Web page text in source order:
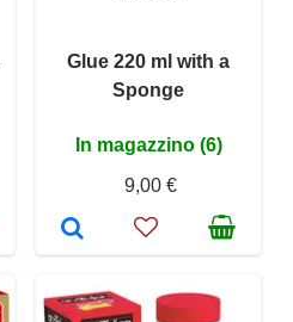
Glue 220 ml with a
Sponge
In magazzino (6)
9,00 €